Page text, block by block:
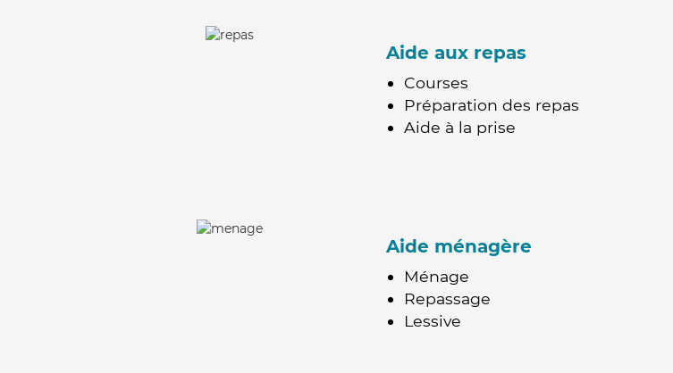
Aide aux repas
Courses
Préparation des repas
Aide à la prise
Aide ménagère
Ménage
Repassage
Lessive